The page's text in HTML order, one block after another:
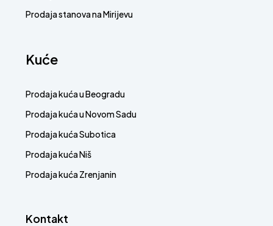
Prodaja stanova na Mirijevu
Kuće
Prodaja kuća u Beogradu
Prodaja kuća u Novom Sadu
Prodaja kuća Subotica
Prodaja kuća Niš
Prodaja kuća Zrenjanin
Kontakt